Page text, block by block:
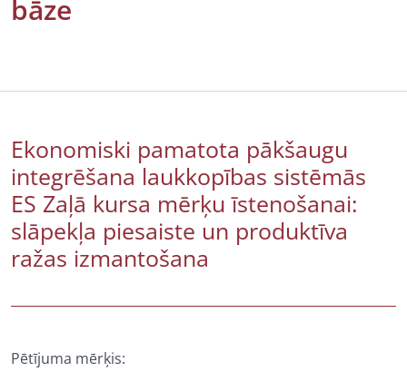
bāze
Ekonomiski pamatota pākšaugu
integrēšana laukkopības sistēmās
ES Zaļā kursa mērķu īstenošanai:
slāpekļa piesaiste un produktīva
ražas izmantošana
Pētījuma mērķis: